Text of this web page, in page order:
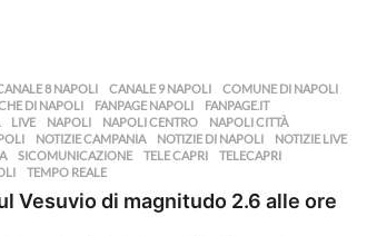
8 NAPOLI ,CANALE 9 NAPOLI ,COMUNE DI NAPOLI
DI NAPOLI ,FANPAGE NAPOLI ,FANPAGE.IT
,LIVE ,NAPOLI ,NAPOLI CENTRO ,NAPOLI CITTÀ
,NOTIZIE CAMPANIA ,NOTIZIE DI NAPOLI ,NOTIZIE LIVE
,SICOMUNICAZIONE ,TELE CAPRI ,TELECAPRI
,TEMPO REALE
Vesuvio di magnitudo 2.6 alle ore